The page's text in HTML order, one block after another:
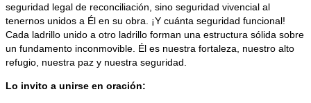
seguridad legal de reconciliación, sino seguridad vivencial al
tenernos unidos a Él en su obra. ¡Y cuánta seguridad funcional!
Cada ladrillo unido a otro ladrillo forman una estructura sólida sobre
un fundamento inconmovible. Él es nuestra fortaleza, nuestro alto
refugio, nuestra paz y nuestra seguridad.
Lo invito a unirse en oración: